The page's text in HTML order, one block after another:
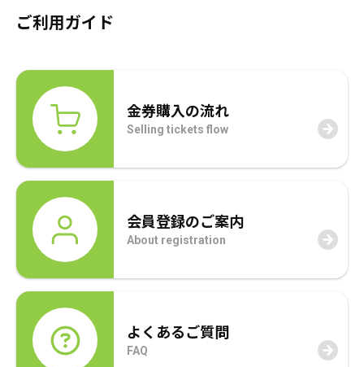
売りたい金券の買取価格を検索
買いたい金券を検索
た。
す。
ご利用ガイド
金券購入の流れ
Selling tickets flow
会員登録のご案内
About registration
よくあるご質問
FAQ